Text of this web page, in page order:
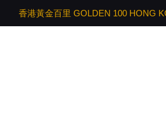
香港黃金百里 GOLDEN 100 HONG